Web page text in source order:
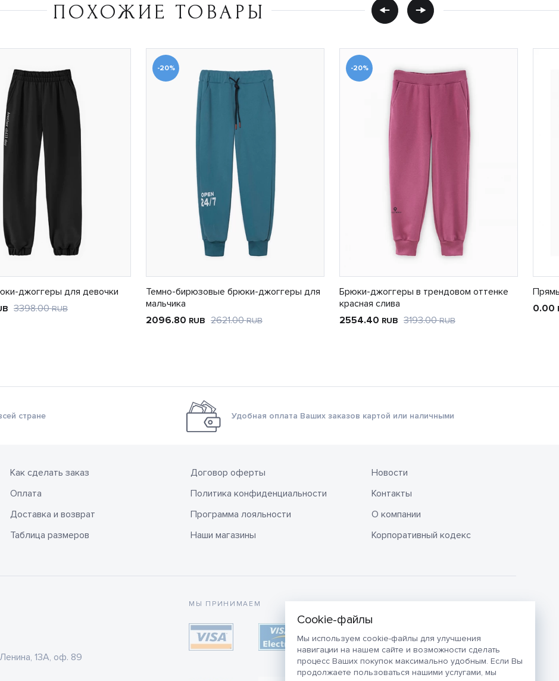
Мы используем cookie-файлы для улучшения
навигации на нашем сайте и возможности сделать
процесс Ваших покупок максимально удобным. Если Вы
продолжаете пользоваться нашими услугами, мы
ПОХОЖИЕ ТОВАРЫ
джоггеры для девочки
3398.00RUB
-20%
Темно-бирюзовые брюки-джоггеры для
мальчика
2096.80 RUB 2621.00RUB
-20%
Брюки-джоггеры в трендовом оттенке
красная слива
2554.40 RUB 3193.00RUB
0.00
стране Удобная оплата Ваших заказов картой или наличными
Как сделать заказ
Оплата
Доставка и возврат
Таблица размеров
Договор оферты
Политика конфиденциальности
Программа лояльности
Наши магазины
Новости
Контакты
О компании
Корпоративный кодекс
13А, оф. 89
МЫ ПРИНИМАЕМ